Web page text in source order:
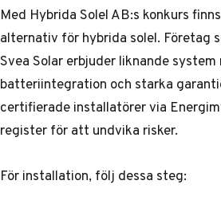
Med Hybrida Solel AB:s konkurs
alternativ för hybrida solel. Företag
Svea Solar erbjuder liknande system
batteriintegration och starka
certifierade installatörer via
register för att undvika risker.
För installation, följ dessa steg: